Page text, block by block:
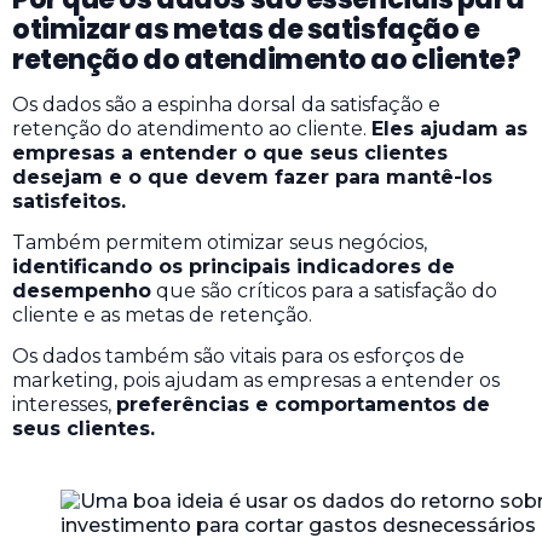
otimizar as metas de satisfação e
retenção do atendimento ao cliente?
Os dados são a espinha dorsal da satisfação e
retenção do atendimento ao cliente. Eles ajudam as
empresas a entender o que seus clientes
desejam e o que devem fazer para mantê-los
satisfeitos.
Também permitem otimizar seus negócios,
identificando os principais indicadores de
desempenho que são críticos para a satisfação do
cliente e as metas de retenção.
Os dados também são vitais para os esforços de
marketing, pois ajudam as empresas a entender os
interesses, preferências e comportamentos de
seus clientes.